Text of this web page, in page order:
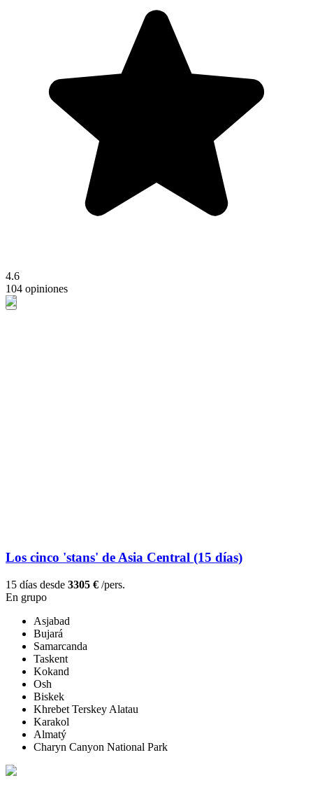
4.6
104 opiniones
Los cinco 'stans' de Asia Central (15 días)
15 días desde 3305 € /pers.
En grupo
Asjabad
Bujará
Samarcanda
Taskent
Kokand
Osh
Biskek
Khrebet Terskey Alatau
Karakol
Almatý
Charyn Canyon National Park